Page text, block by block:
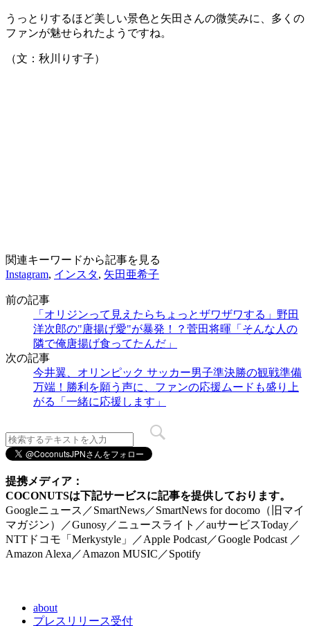
うっとりするほど美しい景色と矢田さんの微笑みに、多くの
ファンが魅せられたようですね。
（文：秋川りす子）
関連キーワードから記事を見る
Instagram, インスタ, 矢田亜希子
前の記事
「オリジンって見えたらちょっとザワザワする」野田
洋次郎の"唐揚げ愛"が暴発！？菅田将暉「そんな人の
隣で俺唐揚げ食ってたんだ」
次の記事
今井翼、オリンピック サッカー男子準決勝の観戦準備
万端！勝利を願う声に、ファンの応援ムードも盛り上
がる「一緒に応援します」
提携メディア：
COCONUTSは下記サービスに記事を提供しております。
Googleニュース／SmartNews／SmartNews for docomo（旧マイ
マガジン）／Gunosy／ニュースライト／auサービスToday／
NTTドコモ「Merkystyle」／Apple Podcast／Google Podcast ／
Amazon Alexa／Amazon MUSIC／Spotify
about
プレスリリース受付